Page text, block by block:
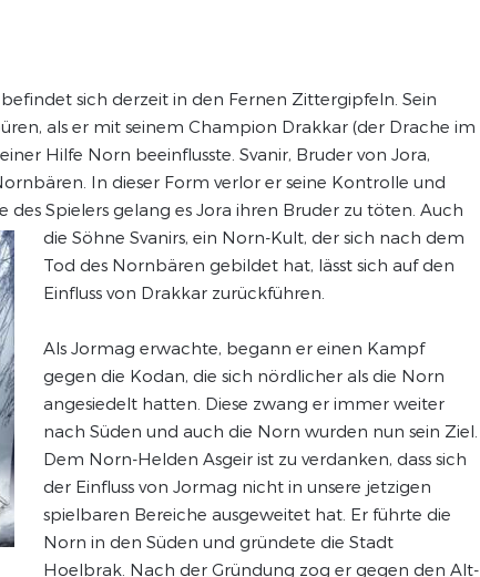
sich derzeit in den Fernen Zittergipfeln. Sein
als er mit seinem Champion Drakkar (der Drache im
Hilfe Norn beeinflusste. Svanir, Bruder von Jora,
In dieser Form verlor er seine Kontrolle und
Spielers gelang es Jora ihren Bruder zu töten. Auch
die Söhne Svanirs, ein Norn-Kult, der sich nach dem
Tod des Nornbären gebildet hat, lässt sich auf den
Einfluss von Drakkar zurückführen.
Als Jormag erwachte, begann er einen Kampf
gegen die Kodan, die sich nördlicher als die Norn
angesiedelt hatten. Diese zwang er immer weiter
nach Süden und auch die Norn wurden nun sein Ziel.
Dem Norn-Helden Asgeir ist zu verdanken, dass sich
der Einfluss von Jormag nicht in unsere jetzigen
spielbaren Bereiche ausgeweitet hat. Er führte die
Norn in den Süden und gründete die Stadt
Hoelbrak. Nach der Gründung zog er gegen den Alt-